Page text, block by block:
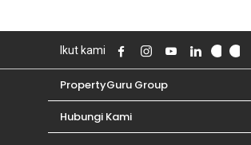
Ikut kami
PropertyGuru Group
Hubungi Kami